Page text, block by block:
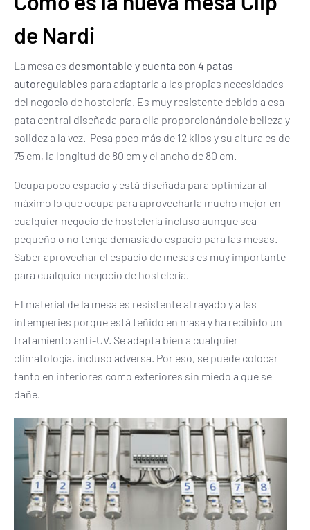
de Nardi
La mesa es desmontable y cuenta con 4 patas
autoregulables para adaptarla a las propias necesidades
del negocio de hostelería. Es muy resistente debido a esa
pata central diseñada para ella proporcionándole belleza y
solidez a la vez. Pesa poco más de 12 kilos y su altura es de
75 cm, la longitud de 80 cm y el ancho de 80 cm.
Ocupa poco espacio y está diseñada para optimizar al
máximo lo que ocupa para aprovecharla mucho mejor en
cualquier negocio de hostelería incluso aunque sea
pequeño o no tenga demasiado espacio para las mesas.
Saber aprovechar el espacio de mesas es muy importante
para cualquier negocio de hostelería.
El material de la mesa es resistente al rayado y a las
intemperies porque está teñido en masa y ha recibido un
tratamiento anti-UV. Se adapta bien a cualquier
climatología, incluso adversa. Por eso, se puede colocar
tanto en interiores como exteriores sin miedo a que se
dañe.